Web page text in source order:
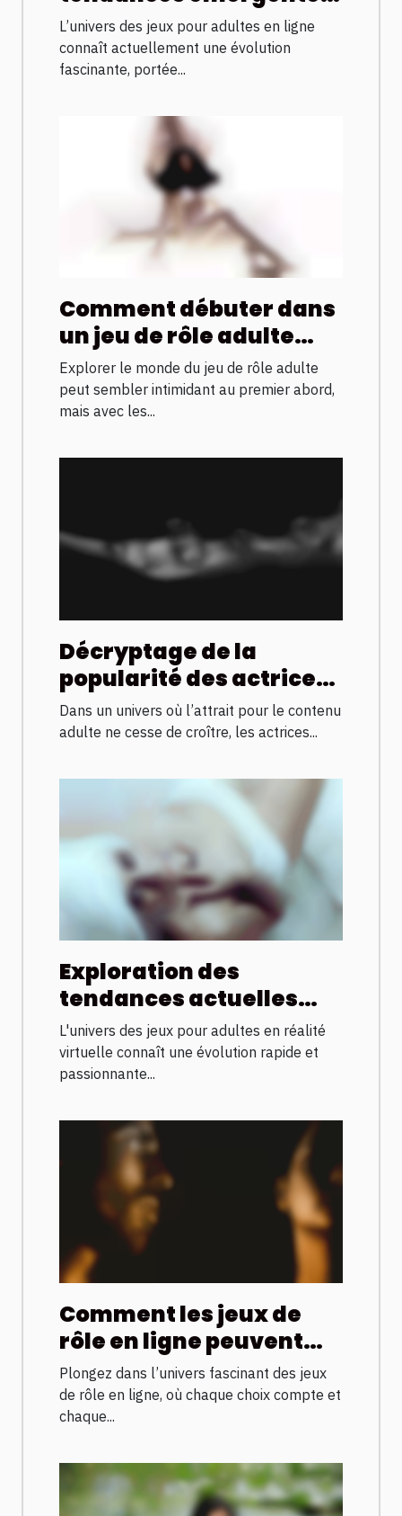
dans les jeux pour
adultes en ligne
L’univers des jeux pour adultes en ligne
connaît actuellement une évolution
fascinante, portée...
Comment débuter dans
un jeu de rôle adulte
sans erreurs ?
Explorer le monde du jeu de rôle adulte
peut sembler intimidant au premier abord,
mais avec les...
Décryptage de la
popularité des actrices
françaises dans
l'industrie adulte
Dans un univers où l’attrait pour le contenu
adulte ne cesse de croître, les actrices...
Exploration des
tendances actuelles
des jeux pour adultes en
réalité virtuelle
L'univers des jeux pour adultes en réalité
virtuelle connaît une évolution rapide et
passionnante...
Comment les jeux de
rôle en ligne peuvent
renforcer vos
compétences
stratégiques ?
Plongez dans l’univers fascinant des jeux
de rôle en ligne, où chaque choix compte et
chaque...